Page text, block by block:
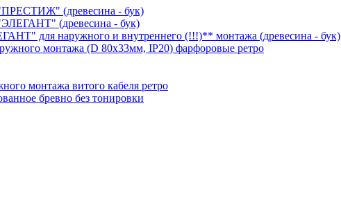
(древесина - бук)
(древесина - бук)
для наружного и внутреннего (!!!)** монтажа (древесина - бук)
монтажа (D 80х33мм, IP20) фарфоровые ретро
монтажа витого кабеля ретро
бревно без тонировки